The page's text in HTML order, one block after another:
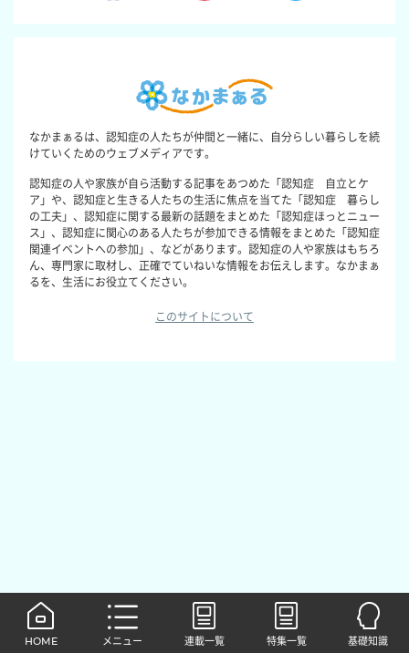
HOME メニュー 連載一覧 特集一覧 基礎知識
なかまぁるは、認知症の人たちが仲間と一緒に、自分らしい暮らしを続
けていくためのウェブメディアです。
認知症の人や家族が自ら活動する記事をあつめた「認知症 自立とケ
ア」や、認知症と生きる人たちの生活に焦点を当てた「認知症 暮らし
の工夫」、認知症に関する最新の話題をまとめた「認知症ほっとニュー
ス」、認知症に関心のある人たちが参加できる情報をまとめた「認知症
関連イベントへの参加」、などがあります。認知症の人や家族はもちろ
ん、専門家に取材し、正確でていねいな情報をお伝えします。なかまぁ
るを、生活にお役立てください。
このサイトについて